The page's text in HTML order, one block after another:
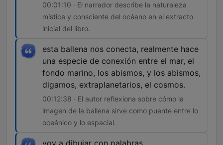
00:01:10 · El narrador describe la naturaleza
mística y consciente del océano en el extracto
inicial del libro.
esta ballena nos conecta, realmente hace
una especie de conexión entre el mar, el
fondo marino, los abismos, y los abismos,
digamos, extraplanetarios, el cosmos.
00:12:38 · El autor reflexiona sobre cómo la
imagen de la ballena sirve como puente entre lo
oceánico y lo espacial.